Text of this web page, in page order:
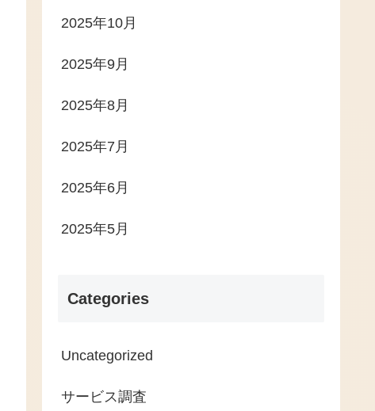
2025年10月
2025年9月
2025年8月
2025年7月
2025年6月
2025年5月
Categories
Uncategorized
サービス調査